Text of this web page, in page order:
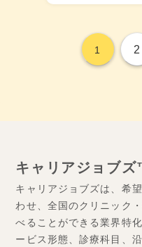
1 2
キャリアジョブ
キャリアジョブズは、希
わせ、全国のクリニック
べることができる業界特
ービス形態、診療科目、